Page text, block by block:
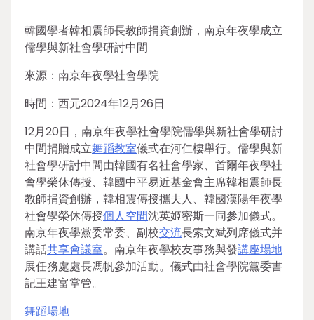
韓國學者韓相震師長教師捐資創辦，南京年夜學成立
儒學與新社會學研討中間
來源：南京年夜學社會學院
時間：西元2024年12月26日
12月20日，南京年夜學社會學院儒學與新社會學研討
中間捐贈成立舞蹈教室儀式在河仁樓舉行。儒學與新
社會學研討中間由韓國有名社會學家、首爾年夜學社
會學榮休傳授、韓國中平易近基金會主席韓相震師長
教師捐資創辦，韓相震傳授攜夫人、韓國漢陽年夜學
社會學榮休傳授個人空間沈英姬密斯一同參加儀式。
南京年夜學黨委常委、副校交流長索文斌列席儀式并
講話共享會議室。南京年夜學校友事務與發講座場地
展任務處處長馮帆參加活動。儀式由社會學院黨委書
記王建富掌管。
舞蹈場地